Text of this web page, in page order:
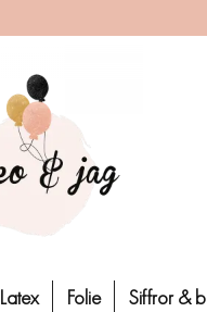
Latex Folie Siffror &